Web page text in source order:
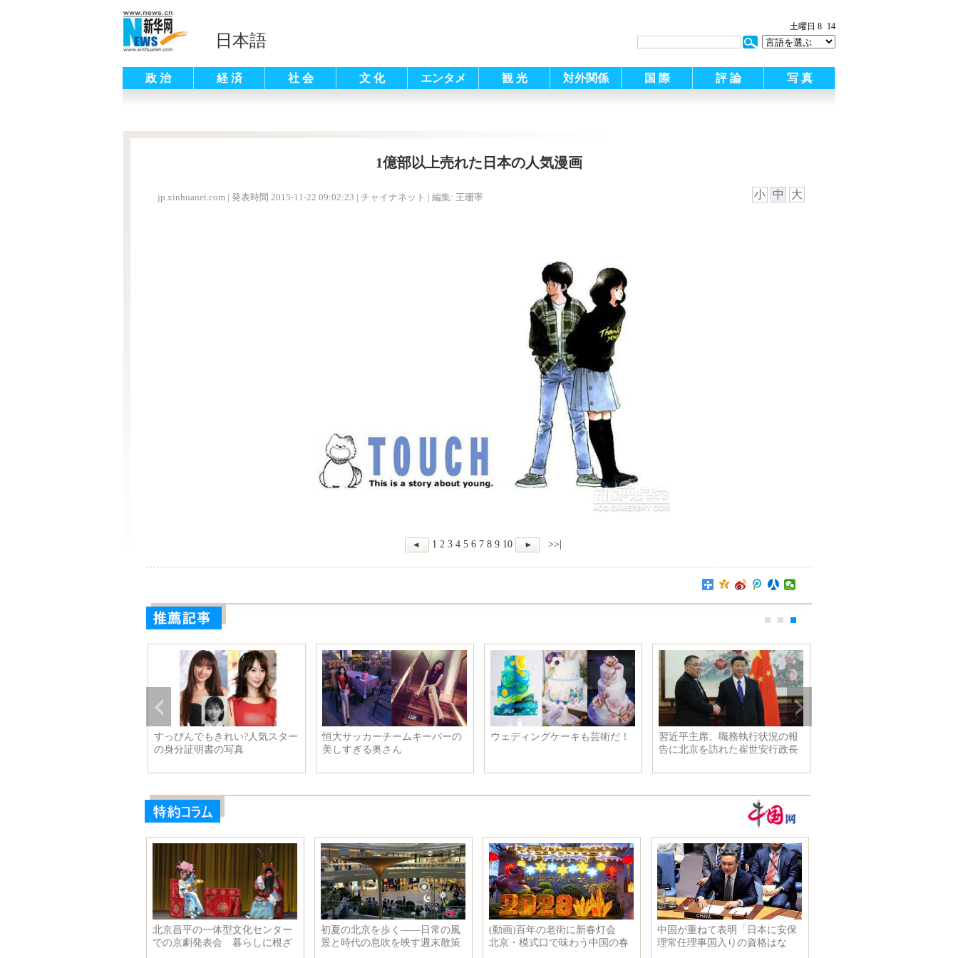
日本語
土曜日 8 14
政 治 経 済 社 会 文 化 エンタメ 観 光 対外関係 国 際 評 論 写 真
1億部以上売れた日本の人気漫画
jp.xinhuanet.com | 発表時間 2015-11-22 09:02:23 | チャイナネット | 編集: 王珊寧 小 中 大
1 2 3 4 5 6 7 8 9 10 >>|
すっぴんでもきれい?人気スター
の身分証明書の写真
恒大サッカーチームキーパーの
美しすぎる奥さん
ウェディングケーキも芸術だ！
習近平主席、職務執行状況の報
告に北京を訪れた崔世安行政長